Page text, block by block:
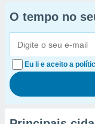
O tempo no
Eu li e aceito a